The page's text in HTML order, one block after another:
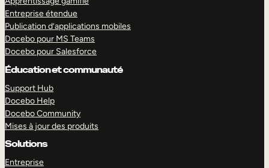
Entreprise étendue
Publication d’applications mobiles
Docebo pour MS Teams
Docebo pour Salesforce
Éducation et communauté
Support Hub
Docebo Help
Docebo Community
Mises à jour des produits
Solutions
Entreprise